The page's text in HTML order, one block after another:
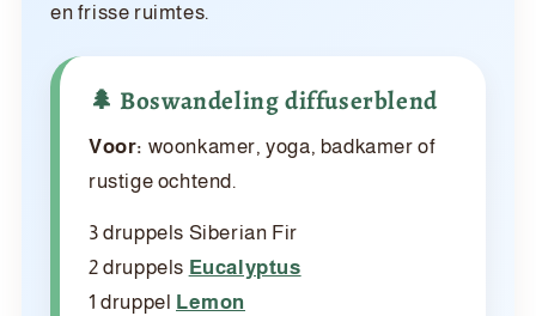
en frisse ruimtes.
🌲 Boswandeling diffuserblend
Voor: woonkamer, yoga, badkamer of
rustige ochtend.
3 druppels Siberian Fir
2 druppels Eucalyptus
1 druppel
Lemon